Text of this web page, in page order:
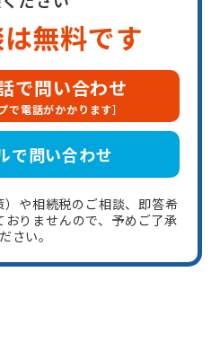
無料です
で問い合わせ
で電話がかかります］
で問い合わせ
や相続税のご相談、即答希
りませんので、予めご了承
さい。